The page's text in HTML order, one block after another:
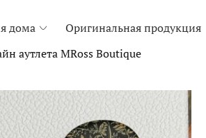
дома Оригинальная продукция
аутлета MRoss Boutique